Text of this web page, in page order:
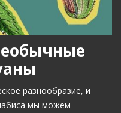
разнообразие, и
мы можем